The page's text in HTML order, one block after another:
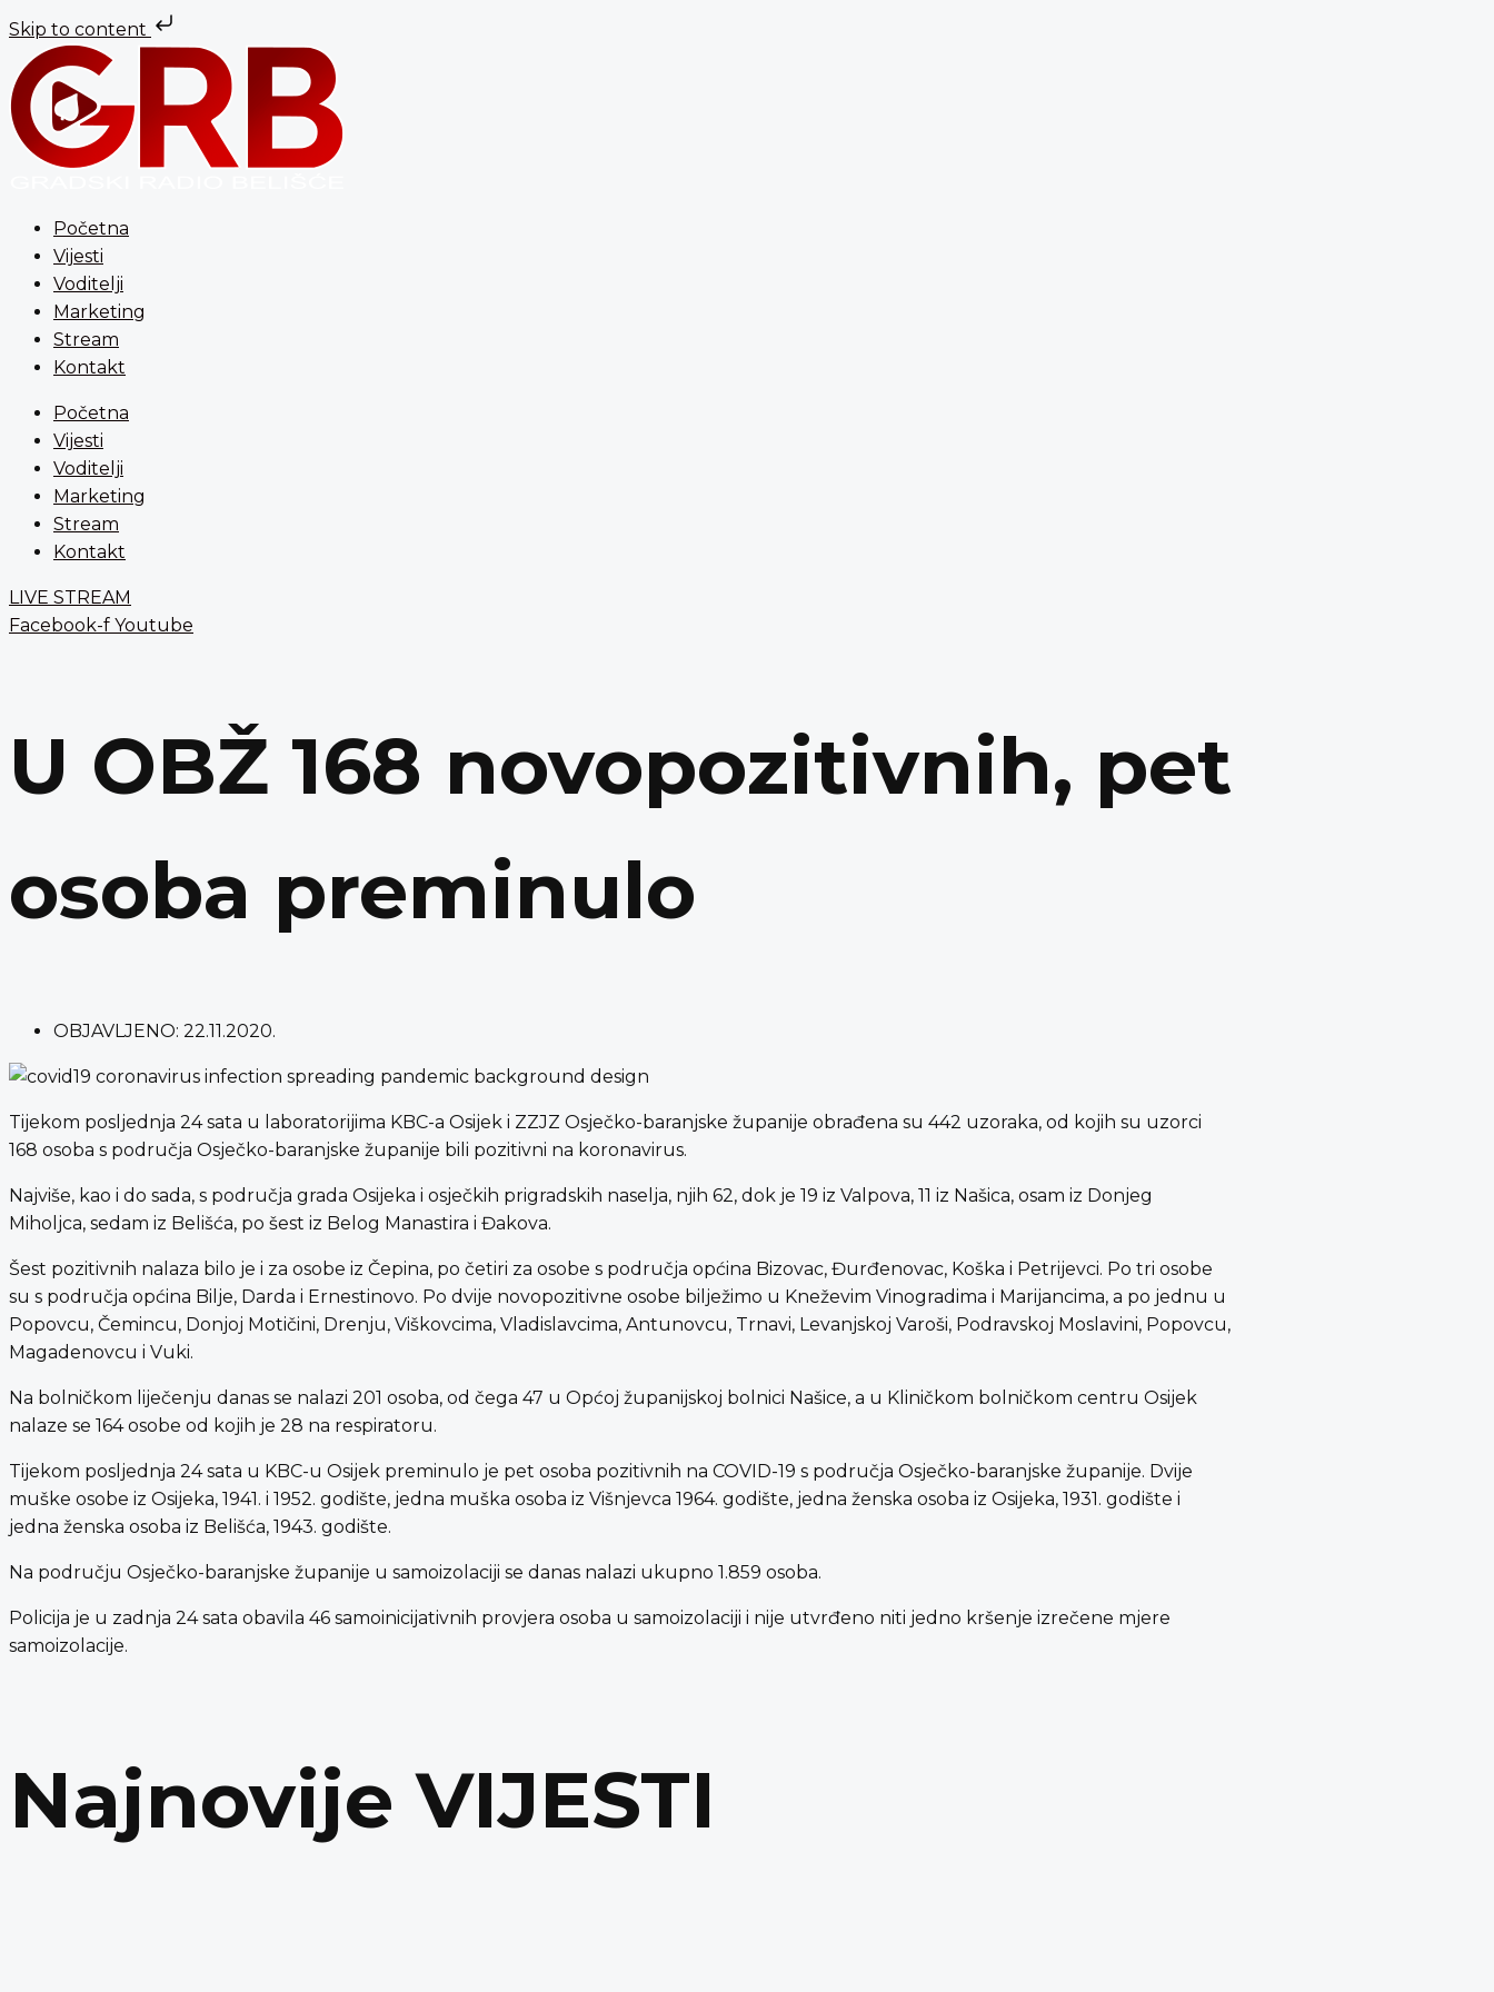
Skip to content
Preskoči
na
sadržaj
Početna
Vijesti
Voditelji
Marketing
Stream
Kontakt
Početna
Vijesti
Voditelji
Marketing
Stream
Kontakt
LIVE STREAM
Facebook-f Youtube
U OBŽ 168 novopozitivnih, pet
osoba preminulo
OBJAVLJENO: 22.11.2020.
Tijekom posljednja 24 sata u laboratorijima KBC-a Osijek i ZZJZ Osječko-baranjske županije obrađena su 442 uzoraka, od kojih su uzorci
168 osoba s područja Osječko-baranjske županije bili pozitivni na koronavirus.
Najviše, kao i do sada, s područja grada Osijeka i osječkih prigradskih naselja, njih 62, dok je 19 iz Valpova, 11 iz Našica, osam iz Donjeg
Miholjca, sedam iz Belišća, po šest iz Belog Manastira i Đakova.
Šest pozitivnih nalaza bilo je i za osobe iz Čepina, po četiri za osobe s područja općina Bizovac, Đurđenovac, Koška i Petrijevci. Po tri osobe
su s područja općina Bilje, Darda i Ernestinovo. Po dvije novopozitivne osobe bilježimo u Kneževim Vinogradima i Marijancima, a po jednu u
Popovcu, Čemincu, Donjoj Motičini, Drenju, Viškovcima, Vladislavcima, Antunovcu, Trnavi, Levanjskoj Varoši, Podravskoj Moslavini, Popovcu,
Magadenovcu i Vuki.
Na bolničkom liječenju danas se nalazi 201 osoba, od čega 47 u Općoj županijskoj bolnici Našice, a u Kliničkom bolničkom centru Osijek
nalaze se 164 osobe od kojih je 28 na respiratoru.
Tijekom posljednja 24 sata u KBC-u Osijek preminulo je pet osoba pozitivnih na COVID-19 s područja Osječko-baranjske županije. Dvije
muške osobe iz Osijeka, 1941. i 1952. godište, jedna muška osoba iz Višnjevca 1964. godište, jedna ženska osoba iz Osijeka, 1931. godište i
jedna ženska osoba iz Belišća, 1943. godište.
Na području Osječko-baranjske županije u samoizolaciji se danas nalazi ukupno 1.859 osoba.
Policija je u zadnja 24 sata obavila 46 samoinicijativnih provjera osoba u samoizolaciji i nije utvrđeno niti jedno kršenje izrečene mjere
samoizolacije.
Najnovije VIJESTI